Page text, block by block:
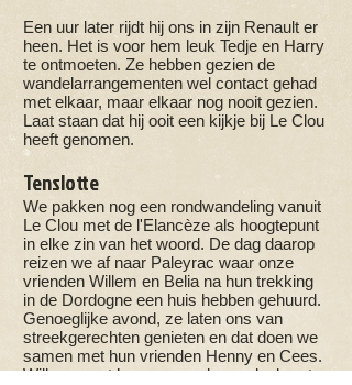
Een uur later rijdt hij ons in zijn Renault er
heen. Het is voor hem leuk Tedje en Harry
te ontmoeten. Ze hebben gezien de
wandelarrangementen wel contact gehad
met elkaar, maar elkaar nog nooit gezien.
Laat staan dat hij ooit een kijkje bij Le Clou
heeft genomen.
Tenslotte
We pakken nog een rondwandeling vanuit
Le Clou met de l'Elancèze als hoogtepunt
in elke zin van het woord. De dag daarop
reizen we af naar Paleyrac waar onze
vrienden Willem en Belia na hun trekking
in de Dordogne een huis hebben gehuurd.
Genoeglijke avond, ze laten ons van
streekgerechten genieten en dat doen we
samen met hun vrienden Henny en Cees.
Willem moet ’s morgens de eendenborst